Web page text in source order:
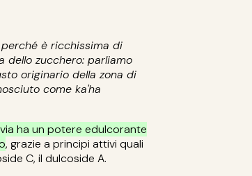
è ricchissima di
dello zucchero: parliamo
originario della zona di
come ka'ha
ha un potere edulcorante
, grazie a principi attivi quali
C, il dulcoside A.